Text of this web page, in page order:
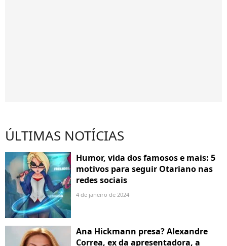
ÚLTIMAS NOTÍCIAS
Humor, vida dos famosos e mais: 5
motivos para seguir Otariano nas
redes sociais
4 de janeiro de 2024
Ana Hickmann presa? Alexandre
Correa, ex da apresentadora, a